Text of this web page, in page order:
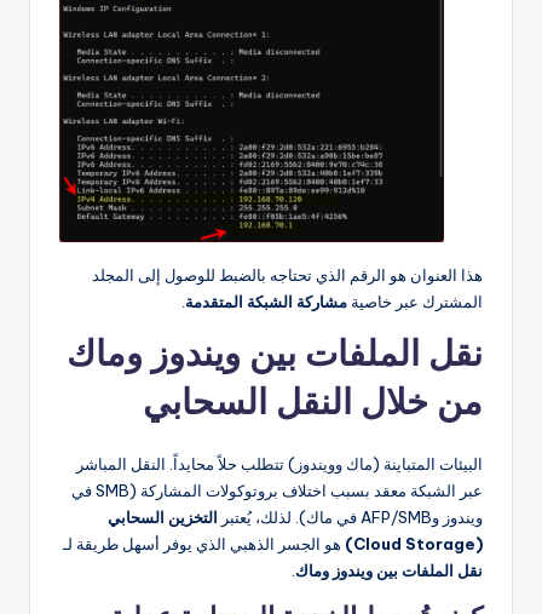
هذا العنوان هو الرقم الذي تحتاجه بالضبط للوصول إلى المجلد
المشترك عبر خاصية مشاركة الشبكة المتقدمة
نقل الملفات بين ويندوز وماك
من خلال النقل السحابي
البيئات المتباينة (ماك وويندوز) تتطلب حلاً محايداً. النقل المباشر
عبر الشبكة معقد بسبب اختلاف بروتوكولات المشاركة (SMB في
ويندوز وAFP/SMB في ماك). لذلك، يُعتبر
التخزين السحابي
(Cloud Storage)
هو الجسر الذهبي الذي يوفر أسهل طريقة لـ
نقل الملفات بين ويندوز وماك